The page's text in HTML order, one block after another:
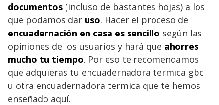
documentos (incluso de bastantes hojas) a los
que podamos dar uso. Hacer el proceso de
encuadernación en casa es sencillo según las
opiniones de los usuarios y hará que ahorres
mucho tu tiempo. Por eso te recomendamos
que adquieras tu encuadernadora termica gbc
u otra encuadernadora termica que te hemos
enseñado aquí.